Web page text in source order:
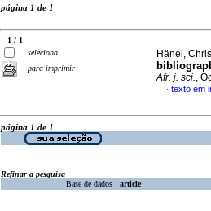
página 1 de 1
1 / 1
seleciona
para imprimir
Hänel,
Afr. j. sci.,
· texto em
página 1 de 1
Refinar a pesquisa
Base de dados : article